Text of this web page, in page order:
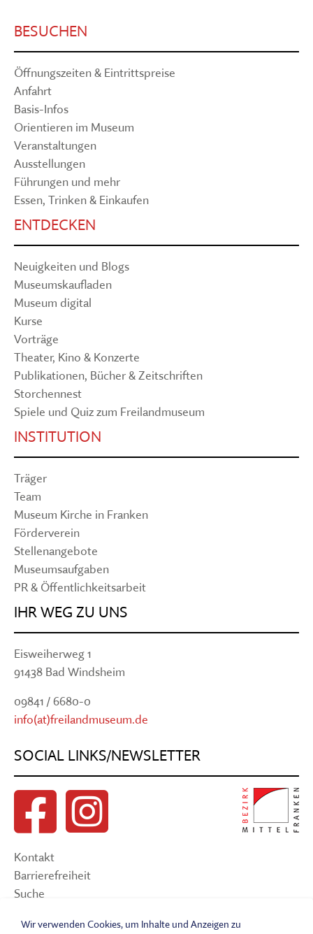
BESUCHEN
Öffnungszeiten & Eintrittspreise
Anfahrt
Basis-Infos
Orientieren im Museum
Veranstaltungen
Ausstellungen
Führungen und mehr
Essen, Trinken & Einkaufen
ENTDECKEN
Neuigkeiten und Blogs
Museumskaufladen
Museum digital
Kurse
Vorträge
Theater, Kino & Konzerte
Publikationen, Bücher & Zeitschriften
Storchennest
Spiele und Quiz zum Freilandmuseum
INSTITUTION
Träger
Team
Museum Kirche in Franken
Förderverein
Stellenangebote
Museumsaufgaben
PR & Öffentlichkeitsarbeit
IHR WEG ZU UNS
Eisweiherweg 1
91438 Bad Windsheim
09841 / 6680-0
info(at)freilandmuseum.de
SOCIAL LINKS/NEWSLETTER
Kontakt
Barrierefreiheit
Suche
Impressum
Wir verwenden Cookies, um Inhalte und Anzeigen zu